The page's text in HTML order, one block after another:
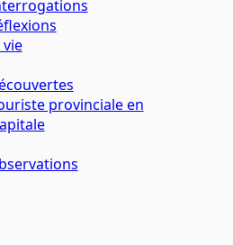
provinciale en